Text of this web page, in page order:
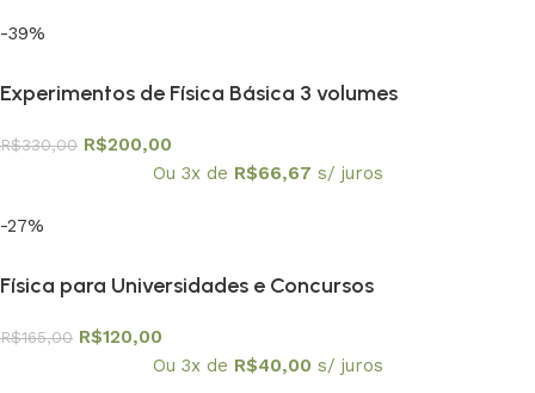
-39%
Experimentos de Física Básica 3 volumes
R$330,00 R$200,00
Ou 3x de R$66,67 s/ juros
-27%
Física para Universidades e Concursos
R$165,00 R$120,00
Ou 3x de R$40,00 s/ juros